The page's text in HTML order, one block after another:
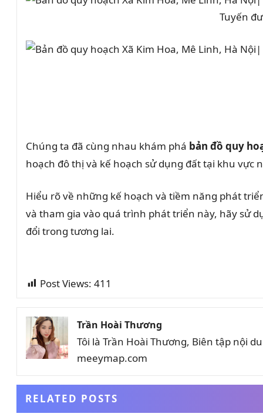
Tuyến
Chúng ta đã cùng nhau khám phá bản đồ quy
hoạch đô thị và kế hoạch sử dụng đất tại khu vực
Hiểu rõ về những kế hoạch và tiềm năng phát
và tham gia vào quá trình phát triển này, hãy sử
đổi trong tương lai.
Post Views: 411
Trần Hoài Thương
Tôi là Trần Hoài Thương, Biên tập nội
meeymap.com
RELATED POSTS